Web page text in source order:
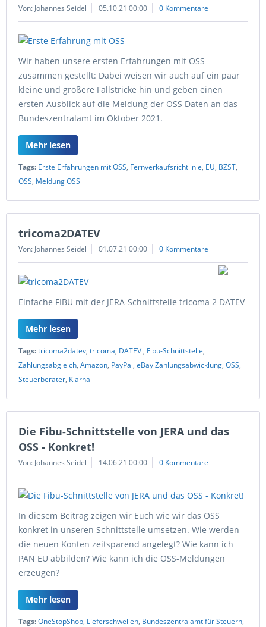
Von: Johannes Seidel 05.10.21 00:00 0 Kommentare
Wir haben unsere ersten Erfahrungen mit OSS
zusammen gestellt: Dabei weisen wir auch auf ein paar
kleine und größere Fallstricke hin und geben einen
ersten Ausblick auf die Meldung der OSS Daten an das
Bundeszentralamt im Oktober 2021.
Mehr lesen
Tags: Erste Erfahrungen mit OSS, Fernverkaufsrichtlinie, EU, BZST,
OSS, Meldung OSS
tricoma2DATEV
Von: Johannes Seidel 01.07.21 00:00 0 Kommentare
Einfache FIBU mit der JERA-Schnittstelle tricoma 2 DATEV
Mehr lesen
Tags:tricoma2datev, tricoma, DATEV , Fibu-Schnittstelle,
Zahlungsabgleich, Amazon, PayPal, eBay Zahlungsabwicklung, OSS,
Steuerberater, Klarna
Die Fibu-Schnittstelle von JERA und das
OSS - Konkret!
Von: Johannes Seidel 14.06.21 00:00 0 Kommentare
In diesem Beitrag zeigen wir Euch wie wir das OSS
konkret in unseren Schnittstelle umsetzen. Wie werden
die neuen Konten zeitsparend angelegt? Wie kann ich
PAN EU abbilden? Wie kann ich die OSS-Meldungen
erzeugen?
Mehr lesen
Tags:OneStopShop, Lieferschwellen, Bundeszentralamt für Steuern,